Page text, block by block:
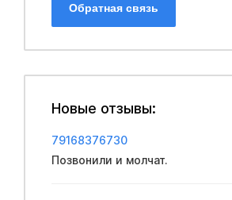
Обратная связь
Новые отзывы:
79168376730
Позвонили и молчат.